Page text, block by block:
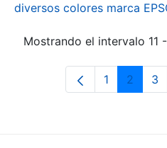
diversos colores marca
Mostrando el intervalo 11
Página
1 Página
2 3